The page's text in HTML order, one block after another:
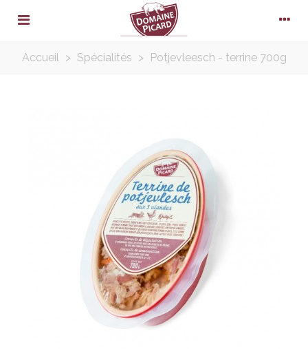
Accueil > Spécialités > Potjevleesch - terrine 700g